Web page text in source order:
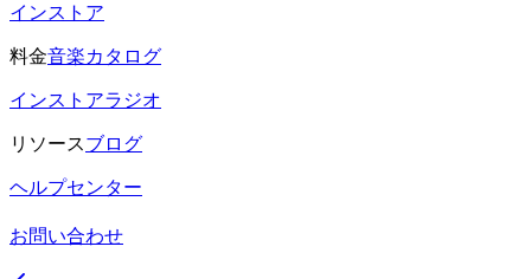
インストア
料金音楽カタログ
インストアラジオ
リソースブログ
ヘルプセンター
お問い合わせ